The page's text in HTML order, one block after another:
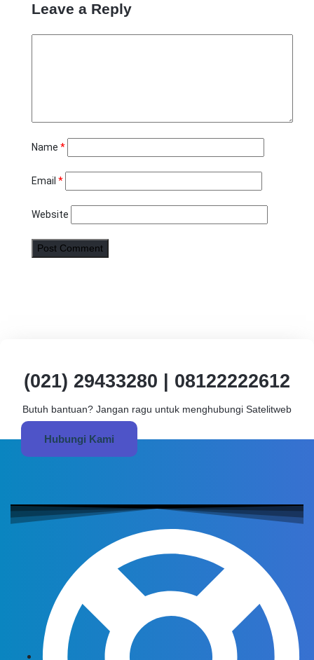
Leave a Reply
Name *
Email *
Website
(021) 29433280 | 08122222612
Butuh bantuan? Jangan ragu untuk menghubungi Satelitweb
Hubungi Kami